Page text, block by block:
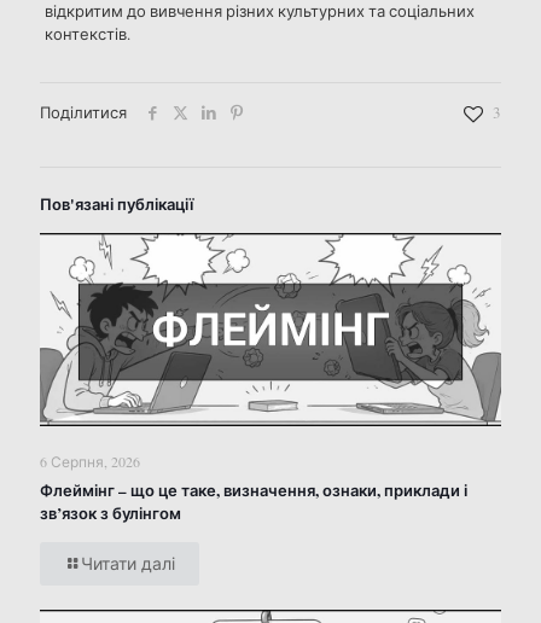
відкритим до вивчення різних культурних та соціальних
контекстів.
Поділитися 3
Пов'язані публікації
6 Серпня, 2026
Флеймінг – що це таке, визначення, ознаки, приклади і
зв’язок з булінгом
Читати далі